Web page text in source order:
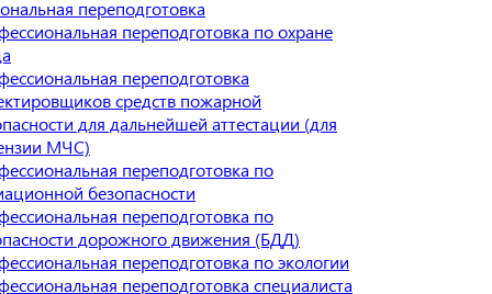
переподготовка
переподготовка по охране
переподготовка
средств пожарной
для дальнейшей аттестации (для
МЧС)
переподготовка по
безопасности
переподготовка по
дорожного движения (БДД)
переподготовка по экологии
переподготовка специалиста